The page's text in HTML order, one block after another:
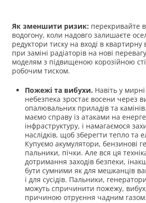
Як зменшити ризик: перекривайте
водогону, коли надовго залишаєте
редуктори тиску на вході в квартирну
при заміні радіаторів на нові
моделям з підвищеною корозійною
робочим тиском.
Пожежі та вибухи. Навіть у
небезпека зростає восени через
опалювальних приладів та
маємо справу із атаками на
інфраструктуру, і намагаємося
наслідків, щоб зберегти тепло та
Купуємо акумулятори, бензинові
пальники, пічки. Але вся ця
дотримання заходів безпеки,
бути сумними як для мешканців
і для сусідів. Пальники,
можуть спричинити пожежу,
причиною отруєння чадним газом.